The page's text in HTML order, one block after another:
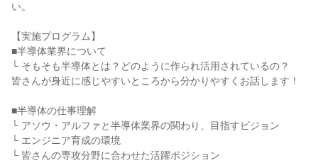
い。
【実施プログラム】
■半導体業界について
└ そもそも半導体とは？どのように作られ活用されているの？
皆さんが身近に感じやすいところから分かりやすくお話します！
■半導体の仕事理解
└ アソウ・アルファと半導体業界の関わり、目指すビジョン
└ エンジニア育成の環境
└ 皆さんの専攻分野に合わせた活躍ポジション